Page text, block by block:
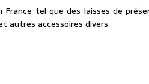
tel que des laisses de
autres accessoires divers